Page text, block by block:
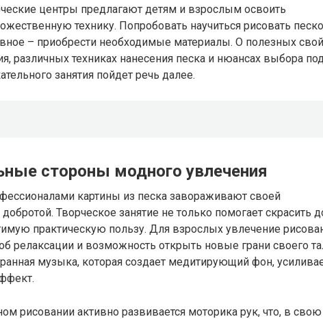
центры предлагают детям и взрослым освоить
технику. Попробовать научиться рисовать
– приобрести необходимые материалы. О полезных
различных техниках нанесения песка и нюансах выбора
занятия пойдет речь далее.
стороны модного увлечения
картины из песка завораживают своей
Творческое занятие не только помогает скрасить
практическую пользу. Для взрослых увлечение
релаксации и возможность открыть новые грани своего
музыка, которая создает медитирующий фон,
рисовании активно развивается моторика рук, что, в свою